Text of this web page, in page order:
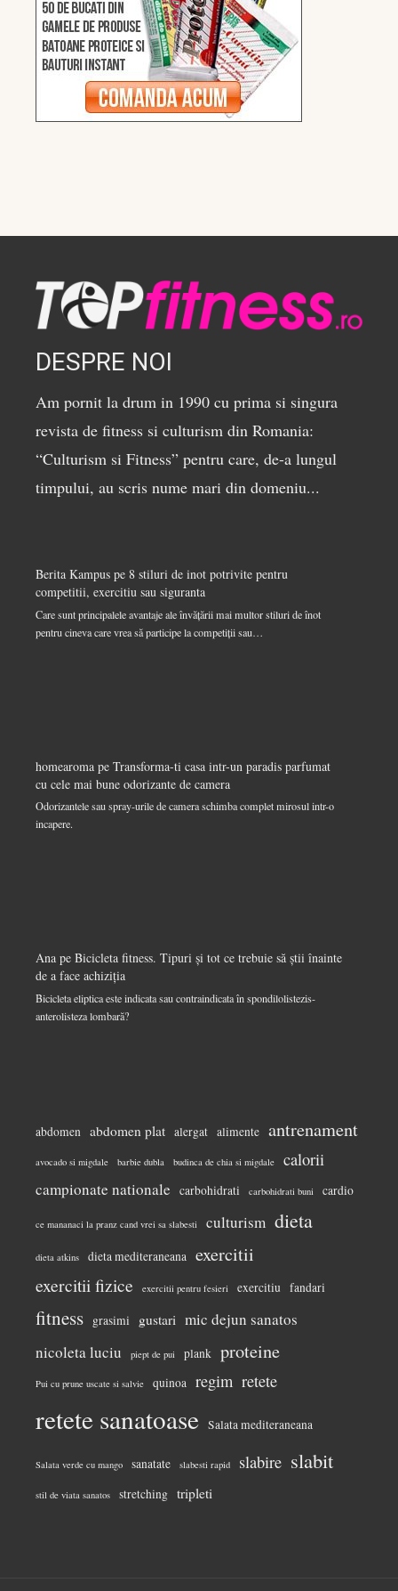
DESPRE NOI
Am pornit la drum in 1990 cu prima si singura
revista de fitness si culturism din Romania:
“Culturism si Fitness” pentru care, de-a lungul
timpului, au scris nume mari din domeniu...
Berita Kampus pe 8 stiluri de inot potrivite pentru
competitii, exercitiu sau siguranta
Care sunt principalele avantaje ale învățării mai multor stiluri de înot
pentru cineva care vrea să participe la competiții sau…
homearoma pe Transforma-ti casa intr-un paradis parfumat
cu cele mai bune odorizante de camera
Odorizantele sau spray-urile de camera schimba complet mirosul intr-o
incapere.
Ana pe Bicicleta fitness. Tipuri și tot ce trebuie să știi înainte
de a face achiziția
Bicicleta eliptica este indicata sau contraindicata în spondilolistezis-
anterolisteza lombară?
abdomen abdomen plat alergat alimente antrenament
avocado si migdale barbie dubla budinca de chia si migdale calorii
campionate nationale carbohidrati carbohidrati buni cardio
ce mananaci la pranz cand vrei sa slabesti culturism dieta
dieta atkins dieta mediteraneana exercitii
exercitii fizice exercitii pentru fesieri exercitiu fandari
fitness grasimi gustari mic dejun sanatos
nicoleta luciu
piept de pui plank proteine
Pui cu prune uscate si salvie quinoa regim retete
retete sanatoase Salata mediteraneana
Salata verde cu mango sanatate slabesti rapid slabire slabit
stil de viata sanatos stretching tripleti